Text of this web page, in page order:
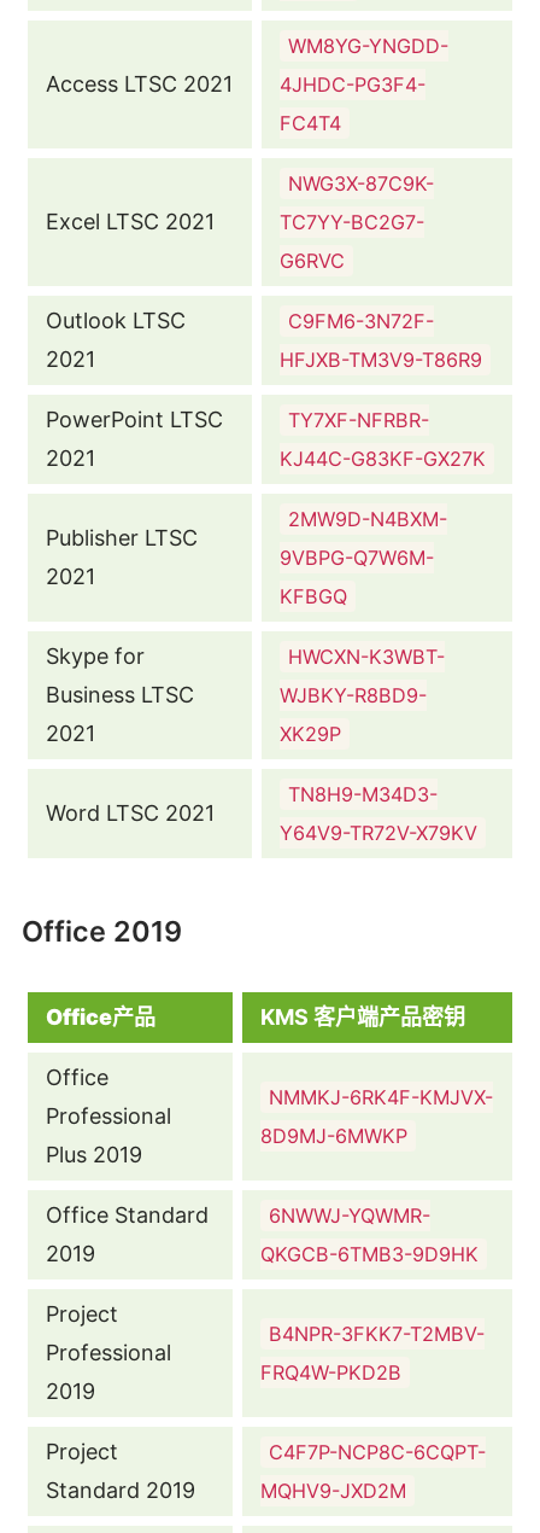
Access LTSC 2021
WM8YG-YNGDD-
4JHDC-PG3F4-
FC4T4
Excel LTSC 2021
NWG3X-87C9K-
TC7YY-BC2G7-
G6RVC
Outlook LTSC
2021
C9FM6-3N72F-
HFJXB-TM3V9-T86R9
PowerPoint LTSC
2021
TY7XF-NFRBR-
KJ44C-G83KF-GX27K
Publisher LTSC
2021
2MW9D-N4BXM-
9VBPG-Q7W6M-
KFBGQ
Skype for
Business LTSC
2021
HWCXN-K3WBT-
WJBKY-R8BD9-
XK29P
Word LTSC 2021
TN8H9-M34D3-
Y64V9-TR72V-X79KV
Office 2019
Office产品 KMS 客户端产品密钥
Office
Professional
Plus 2019
NMMKJ-6RK4F-KMJVX-
8D9MJ-6MWKP
Office Standard
2019
6NWWJ-YQWMR-
QKGCB-6TMB3-9D9HK
Project
Professional
2019
B4NPR-3FKK7-T2MBV-
FRQ4W-PKD2B
Project
Standard 2019
C4F7P-NCP8C-6CQPT-
MQHV9-JXD2M